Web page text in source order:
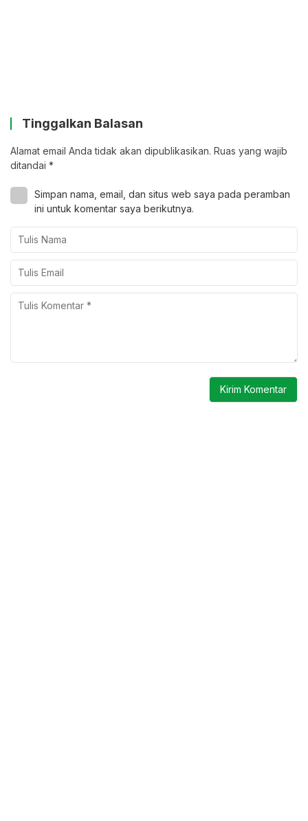
Tinggalkan Balasan
Alamat email Anda tidak akan dipublikasikan. Ruas yang wajib
ditandai *
Simpan nama, email, dan situs web saya pada peramban
ini untuk komentar saya berikutnya.